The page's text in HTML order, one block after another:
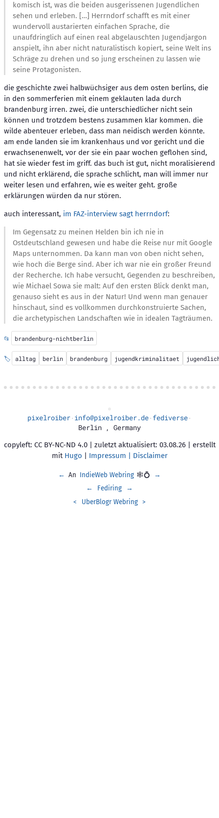
komisch ist, was die beiden ausgerissenen Jugendlichen
sehen und erleben. […] Herrndorf schafft es mit einer
wundervoll austarierten einfachen Sprache, die
unaufdringlich auf einen real abgelauschten Jugendjargon
anspielt, ihn aber nicht naturalistisch kopiert, seine Welt ins
Schräge zu drehen und so jung erscheinen zu lassen wie
seine Protagonisten.
die geschichte zwei halbwüchsiger aus dem osten berlins, die
in den sommerferien mit einem geklauten lada durch
brandenburg irren. zwei, die unterschiedlicher nicht sein
können und trotzdem bestens zusammen klar kommen. die
wilde abenteuer erleben, dass man neidisch werden könnte.
am ende landen sie im krankenhaus und vor gericht und die
erwachsenenwelt, vor der sie ein paar wochen geflohen sind,
hat sie wieder fest im griff. das buch ist gut, nicht moralisierend
und nicht erklärend, die sprache schlicht, man will immer nur
weiter lesen und erfahren, wie es weiter geht. große
erklärungen würden da nur stören.
auch interessant, im FAZ-interview sagt herrndorf:
Im Gegensatz zu meinen Helden bin ich nie in
Ostdeutschland gewesen und habe die Reise nur mit Google
Maps unternommen. Da kann man von oben nicht sehen,
wie hoch die Berge sind. Aber ich war nie ein großer Freund
der Recherche. Ich habe versucht, Gegenden zu beschreiben,
wie Michael Sowa sie malt: Auf den ersten Blick denkt man,
genauso sieht es aus in der Natur! Und wenn man genauer
hinschaut, sind es vollkommen durchkonstruierte Sachen,
die archetypischen Landschaften wie in idealen Tagträumen.
📂 brandenburg-nichtberlin
🏷️ alltag berlin brandenburg jugendkriminalitaet
pixelroiber· info@pixelroiber.de· fediverse·
Berlin , Germany
copyleft: CC BY-NC-ND 4.0 | zuletzt aktualisiert: 03.08.26 | erstellt
mit Hugo | Impressum | Disclaimer
← An IndieWeb Webring 🕸💍
→
←
Fediring
→
<
UberBlogr Webring >